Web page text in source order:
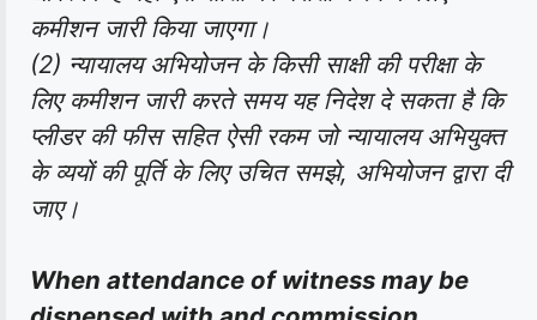
कमीशन जारी किया जाएगा।
(2) न्यायालय अभियोजन के किसी साक्षी की परीक्षा के
लिए कमीशन जारी करते समय यह निदेश दे सकता है कि
प्लीडर की फीस सहित ऐसी रकम जो न्यायालय अभियुक्त
के व्ययों की पूर्ति के लिए उचित समझे, अभियोजन द्वारा दी
जाए।
When attendance of witness may be